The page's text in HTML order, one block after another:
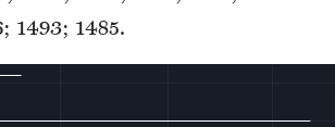
1493; 1485.